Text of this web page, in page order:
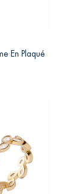
En Plaqué
AU